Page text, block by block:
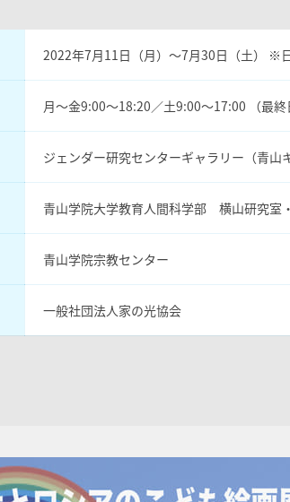
2022年7月11日（月）〜7月30日（土） ※
月〜金9:00〜18:20／土9:00〜17:00 （最終
ジェンダー研究センターギャラリー（青山
青山学院大学教育人間科学部 横山研究室
青山学院宗教センター
一般社団法人家の光協会